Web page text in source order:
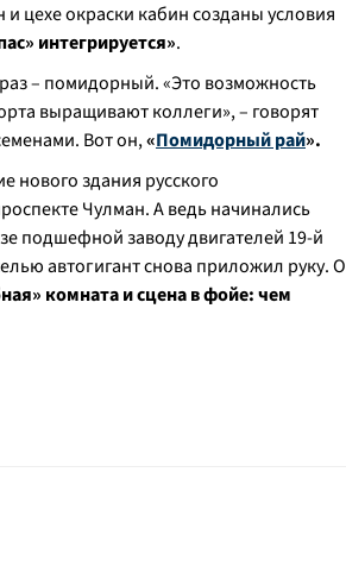
цехе окраски кабин созданы условия
интегрируется».
– помидорный. «Это возможность
выращивают коллеги», – говорят
Вот он,«Помидорный рай».
нового здания русского
Чулман. А ведь начинались
подшефной заводу двигателей 19-й
автогигант снова приложил руку. О
комната и сцена в фойе: чем